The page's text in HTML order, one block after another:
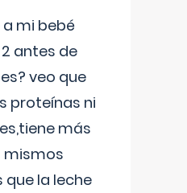
mi bebé
antes de
veo que
proteínas ni
más
mismos
que la leche